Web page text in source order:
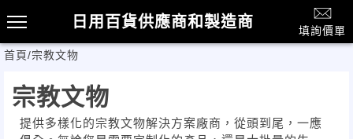
日用百貨供應商和製造商
填詢價單
首頁/宗教文物
宗教文物
提供多樣化的宗教文物解決方案廠商，從頭到尾，一應